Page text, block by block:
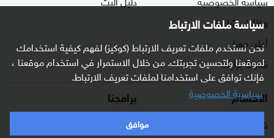
سياسة ملفات الارتباط
نحن نستخدم ملفات تعريف الارتباط (كوكيز) لفهم كيفية استخدامك
لموقعنا ولتحسين تجربتك. من خلال الاستمرار في استخدام موقعنا ،
فإنك توافق على استخدامنا لملفات تعريف الارتباط.
سياسية الخصوصية
موافق
وظائف شاغرة
أعلن معنا
شاركنا برأيك
الأقسام
شرق أوسط
برامجنا
غرفة الأخبار